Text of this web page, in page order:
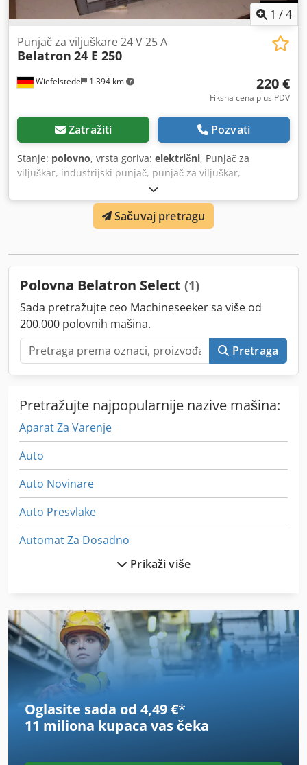
1 /4
Wiefelstede 1.394 km
Punjač za viljuškare 24 V 25 A
Belatron 24 E 250
220 €
Fiksna cena plus PDV
Zatražiti Pozvati
Stanje: polovno, vrsta goriva: električni, Punjač za
viljuškar, industrijski punjač, punjač za viljuškar,
industrijski punjač Dkedpfx Aob A S Hkeh Ner -Napon: 24
napona -Snaga: 25 A -Veza: 230 volti -Težina: 30 kg
Sačuvaj pretragu
Polovna Belatron Select (1)
Sada pretražujte ceo Machineseeker sa više od
200.000 polovnih mašina.
Pretraga
Pretražujte najpopularnije nazive mašina:
Aparat Za Varenje
Auto
Auto Novinare
Auto Presvlake
Automat Za Dosadno
Automatsko Aparat Za Kafu
Bell
Brand
Bt Lt 2200
Prikaži više
Oglasite sada od 4,49 €*
11 miliona kupaca vas čeka